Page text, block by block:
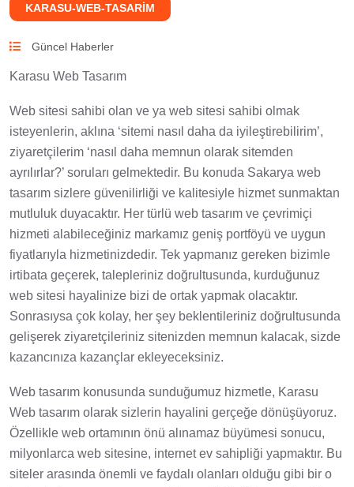
KARASU-WEB-TASARIM
Güncel Haberler
Karasu Web Tasarım
Web sitesi sahibi olan ve ya web sitesi sahibi olmak
isteyenlerin, aklına ‘sitemi nasıl daha da iyileştirebilirim’,
ziyaretçilerim ‘nasıl daha memnun olarak sitemden
ayrılırlar?’ soruları gelmektedir. Bu konuda Sakarya web
tasarım sizlere güvenilirliği ve kalitesiyle hizmet sunmaktan
mutluluk duyacaktır. Her türlü web tasarım ve çevrimiçi
hizmeti alabileceğiniz markamız geniş portföyü ve uygun
fiyatlarıyla hizmetinizdedir. Tek yapmanız gereken bizimle
irtibata geçerek, talepleriniz doğrultusunda, kurduğunuz
web sitesi hayalinize bizi de ortak yapmak olacaktır.
Sonrasıysa çok kolay, her şey beklentileriniz doğrultusunda
gelişerek ziyaretçileriniz sitenizden memnun kalacak, sizde
kazancınıza kazançlar ekleyeceksiniz.
Web tasarım konusunda sunduğumuz hizmetle, Karasu
Web tasarım olarak sizlerin hayalini gerçeğe dönüşüyoruz.
Özellikle web ortamının önü alınamaz büyümesi sonucu,
milyonlarca web sitesine, internet ev sahipliği yapmaktır. Bu
siteler arasında önemli ve faydalı olanları olduğu gibi bir o